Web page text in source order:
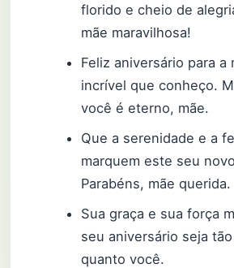
florido e cheio de
mãe maravilhosa!
Feliz aniversário para a
incrível que conheço.
você é eterno, mãe.
Que a serenidade e a
marquem este seu
Parabéns, mãe querida.
Sua graça e sua força
seu aniversário seja
quanto você.